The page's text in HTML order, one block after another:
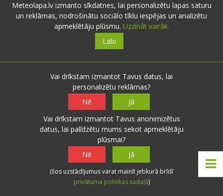
Augusta saule
Šodien 12:54 ·Mārča
lightning
Augusta saule
Vakar 22:42 ·
Otaņķu pag.: +19.5°
Mārča
Noderīgi
Nokrišņu radari
Faktiskie laika apstākļi
Pēdējo 24h aktivitātes
Meteolapa.lv izmanto sīkdatnes, lai personalizētu lapas saturu
un reklāmas, nodrošinātu sociālo tīklu iespējas un analizētu
apmeklētāju plūsmu. Uzzināt vairāk.
Labi
Vai drīkstam izmantot Tavus datus, lai
personalizētu reklāmas?
Nē
Jā
Vai drīkstam izmantot Tavus anonimizētus
datus, lai palīdzētu mums sekot apmeklētāju
plūsmai?
Nē
Jā
(šos uzstādījumus varat mainīt jebkurā brīdī
privātuma politikas sadaļā)